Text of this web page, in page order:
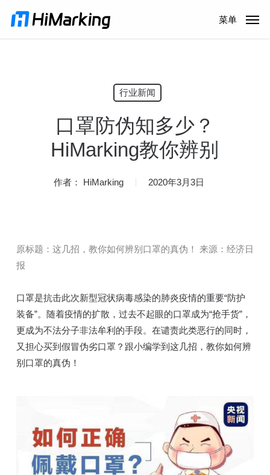
菜单
行业新闻
口罩防伪知多少？
HiMarking教你辨别
作者： HiMarking 2020年3月3日
原标题：这几招，教你如何辨别口罩的真伪！ 来源：经济日
报
口罩是抗击此次新型冠状病毒感染的肺炎疫情的重要“防护
装备”。随着疫情的扩散，过去不起眼的口罩成为“抢手货”，
更成为不法分子非法牟利的手段。在谴责此类恶行的同时，
又担心买到假冒伪劣口罩？跟小编学到这几招，教你如何辨
别口罩的真伪！